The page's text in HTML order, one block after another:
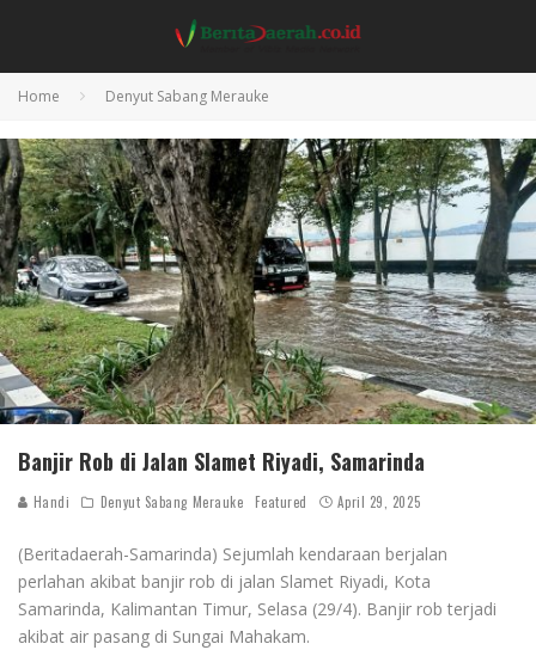
Home Denyut Sabang Merauke
Banjir Rob di Jalan Slamet Riyadi, Samarinda
Handi Denyut Sabang Merauke Featured April 29, 2025
(Beritadaerah-Samarinda) Sejumlah kendaraan berjalan
perlahan akibat banjir rob di jalan Slamet Riyadi, Kota
Samarinda, Kalimantan Timur, Selasa (29/4). Banjir rob terjadi
akibat air pasang di Sungai Mahakam.